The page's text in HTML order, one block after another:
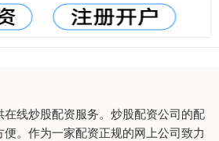
线炒股配资服务。炒股配资公司的配
。作为一家配资正规的网上公司致力